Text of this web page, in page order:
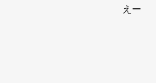
えー